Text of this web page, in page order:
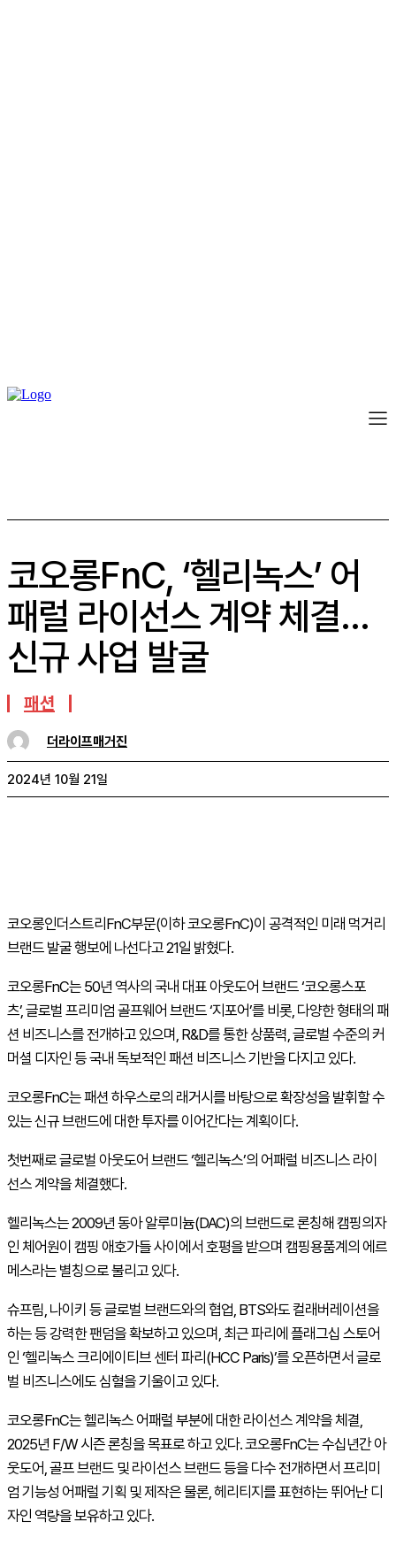
코오롱FnC, ‘헬리녹스’ 어
패럴 라이선스 계약 체결…
신규 사업 발굴
패션
더라이프매거진
2024년 10월 21일
코오롱인더스트리FnC부문(이하 코오롱FnC)이 공격적인 미래 먹거리
브랜드 발굴 행보에 나선다고 21일 밝혔다.
코오롱FnC는 50년 역사의 국내 대표 아웃도어 브랜드 ‘코오롱스포
츠’, 글로벌 프리미엄 골프웨어 브랜드 ‘지포어’를 비롯, 다양한 형태의 패
션 비즈니스를 전개하고 있으며, R&D를 통한 상품력, 글로벌 수준의 커
머셜 디자인 등 국내 독보적인 패션 비즈니스 기반을 다지고 있다.
코오롱FnC는 패션 하우스로의 래거시를 바탕으로 확장성을 발휘할 수
있는 신규 브랜드에 대한 투자를 이어간다는 계획이다.
첫번째로 글로벌 아웃도어 브랜드 ‘헬리녹스’의 어패럴 비즈니스 라이
선스 계약을 체결했다.
헬리녹스는 2009년 동아 알루미늄(DAC)의 브랜드로 론칭해 캠핑의자
인 체어원이 캠핑 애호가들 사이에서 호평을 받으며 캠핑용품계의 에르
메스라는 별칭으로 불리고 있다.
슈프림, 나이키 등 글로벌 브랜드와의 협업, BTS와도 컬래버레이션을
하는 등 강력한 팬덤을 확보하고 있으며, 최근 파리에 플래그십 스토어
인 ‘헬리녹스 크리에이티브 센터 파리(HCC Paris)’를 오픈하면서 글로
벌 비즈니스에도 심혈을 기울이고 있다.
코오롱FnC는 헬리녹스 어패럴 부분에 대한 라이선스 계약을 체결,
2025년 F/W 시즌 론칭을 목표로 하고 있다. 코오롱FnC는 수십년간 아
웃도어, 골프 브랜드 및 라이선스 브랜드 등을 다수 전개하면서 프리미
엄 기능성 어패럴 기획 및 제작은 물론, 헤리티지를 표현하는 뛰어난 디
자인 역량을 보유하고 있다.